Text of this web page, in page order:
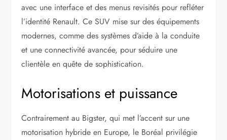
avec une interface et des menus revisités pour refléter
l’identité Renault. Ce SUV mise sur des équipements
modernes, comme des systèmes d’aide à la conduite
et une connectivité avancée, pour séduire une
clientèle en quête de sophistication.
Motorisations et puissance
Contrairement au Bigster, qui met l’accent sur une
motorisation hybride en Europe, le Boréal privilégie